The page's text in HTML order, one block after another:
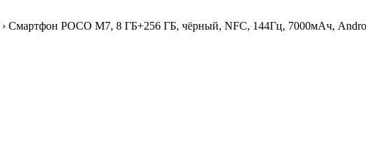
› Смартфон POCO M7, 8 ГБ+256 ГБ, чёрный, NFC, 144Гц, 7000мАч,